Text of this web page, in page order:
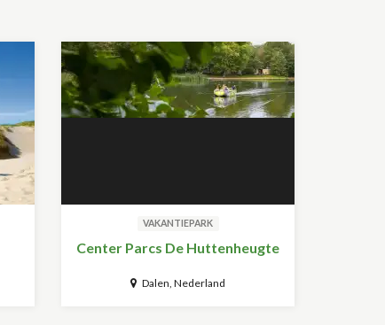
VAKANTIEPARK
Center Parcs De Huttenheugte
Dalen, Nederland